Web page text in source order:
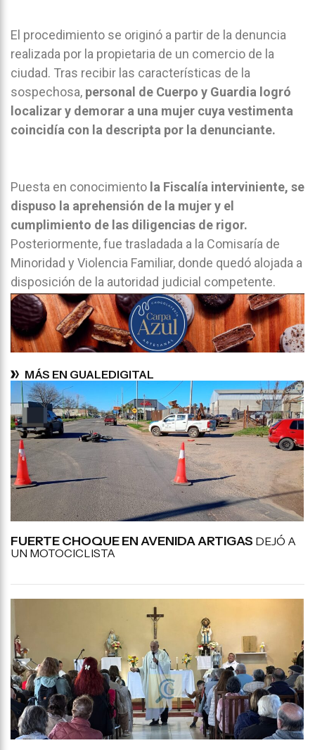
El procedimiento se originó a partir de la denuncia
realizada por la propietaria de un comercio de la
ciudad. Tras recibir las características de la
sospechosa, personal de Cuerpo y Guardia logró
localizar y demorar a una mujer cuya vestimenta
coincidía con la descripta por la denunciante.
Puesta en conocimiento la Fiscalía interviniente, se
dispuso la aprehensión de la mujer y el
cumplimiento de las diligencias de rigor.
Posteriormente, fue trasladada a la Comisaría de
Minoridad y Violencia Familiar, donde quedó alojada a
disposición de la autoridad judicial competente.
MÁS EN GUALEDIGITAL
FUERTE CHOQUE EN AVENIDA ARTIGAS DEJÓ A
UN MOTOCICLISTA